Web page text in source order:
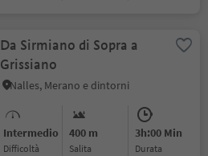
Da Sirmiano di Sopra a
Grissiano
Nalles, Merano e dintorni
Intermedio
Difficoltà
400 m
Salita
3h:00 Min
durata